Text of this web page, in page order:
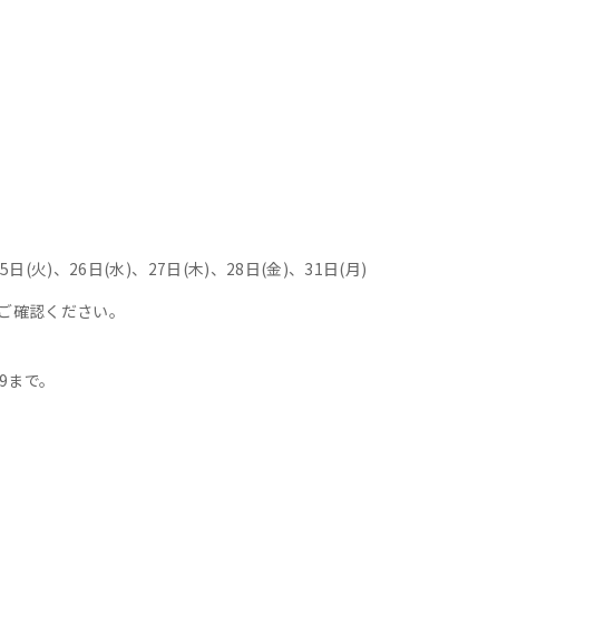
(火)、26日(水)、27日(木)、28日(金)、31日(月)
認ください。
で。